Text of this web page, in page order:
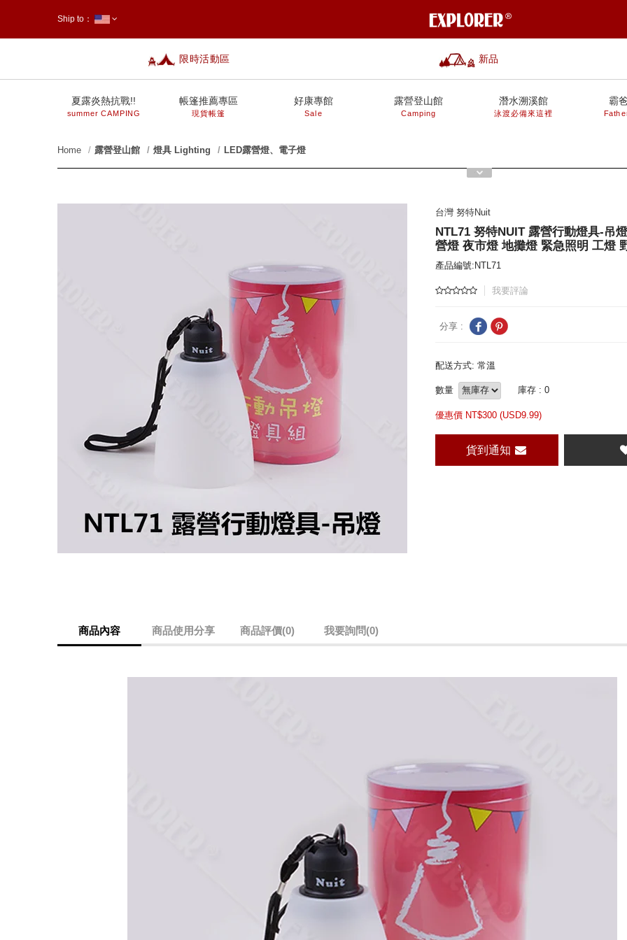
限時活動區 新品
Ship to：
夏露炎熱抗戰!!
summer CAMPING
帳篷推薦專區
現貨帳篷
好康專館
Sale
露營登山館
Camping
潛水溯溪館
泳渡必備來這裡
霸
Home 露營登山館 燈具 Lighting LED露營燈、電子燈
prev
台灣 努特Nuit
NTL71 努特NUIT 露營行動燈具-吊
營燈 夜市燈 地攤燈 緊急照明 工燈
產品編號:NTL71
我要評論
分享 :
配送方式: 常溫
數量 庫存 : 0
優惠價 NT$300 (USD9.99)
貨到通知
商品內容 商品使用分享 商品評價(0) 我要詢問(0)